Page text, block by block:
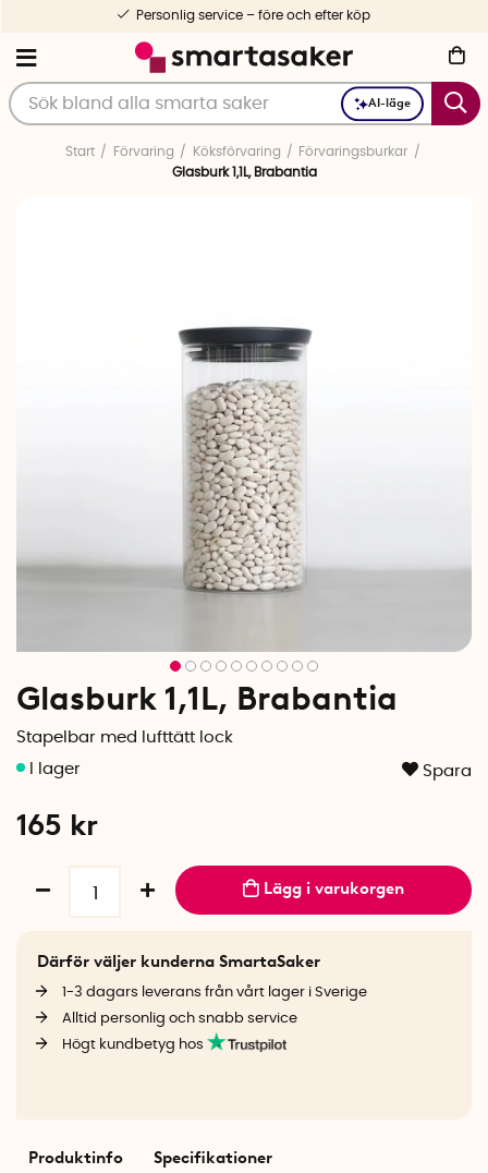
AI-läge
Personlig service – före och efter köp
Start Förvaring Köksförvaring
Förvaringsburkar
Glasburk 1,1L, Brabantia
Glasburk 1,1L, Brabantia
Stapelbar med lufttätt lock
Spara
165 kr
Lägg i varukorgen
Därför väljer kunderna SmartaSaker
1-3 dagars leverans från vårt lager i Sverige
Alltid personlig och snabb service
Högt kundbetyg hos
Produktinfo Specifikationer